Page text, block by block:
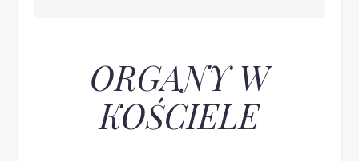
ORGANY W
KOŚCIELE